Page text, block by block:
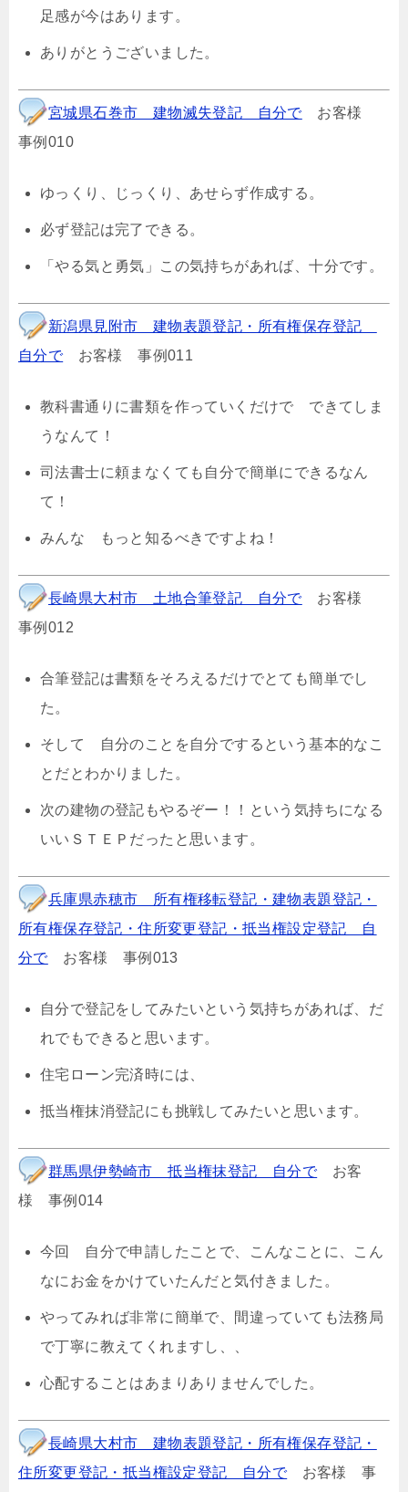
足感が今はあります。
ありがとうございました。
宮城県石巻市 建物滅失登記 自分でお客様
事例010
ゆっくり、じっくり、あせらず作成する。
必ず登記は完了できる。
「やる気と勇気」この気持ちがあれば、十分です。
新潟県見附市 建物表題登記・所有権保存登記
自分でお客様 事例011
教科書通りに書類を作っていくだけで できてしま
うなんて！
司法書士に頼まなくても自分で簡単にできるなん
て！
みんな もっと知るべきですよね！
長崎県大村市 土地合筆登記 自分でお客様
事例012
合筆登記は書類をそろえるだけでとても簡単でし
た。
そして 自分のことを自分でするという基本的なこ
とだとわかりました。
次の建物の登記もやるぞー！！という気持ちになる
いいＳＴＥＰだったと思います。
兵庫県赤穂市 所有権移転登記・建物表題登記・
所有権保存登記・住所変更登記・抵当権設定登記 自
分でお客様 事例013
自分で登記をしてみたいという気持ちがあれば、だ
れでもできると思います。
住宅ローン完済時には、
抵当権抹消登記にも挑戦してみたいと思います。
群馬県伊勢崎市 抵当権抹登記 自分でお客
様 事例014
今回 自分で申請したことで、こんなことに、こん
なにお金をかけていたんだと気付きました。
やってみれば非常に簡単で、間違っていても法務局
で丁寧に教えてくれますし、、
心配することはあまりありませんでした。
長崎県大村市 建物表題登記・所有権保存登記・
住所変更登記・抵当権設定登記 自分でお客様 事